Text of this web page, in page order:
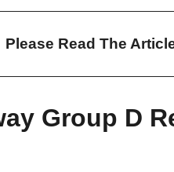
Please Read The
Group D